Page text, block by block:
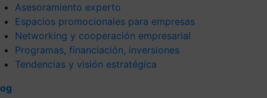
Asesoramiento experto
Espacios promocionales para empresas
Networking y cooperación empresarial
Programas, financiación, inversiones
Tendencias y visión estratégica